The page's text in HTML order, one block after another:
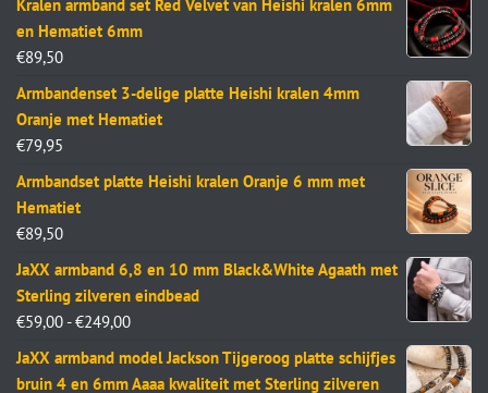
Kralen armband set Red Velvet van Heishi kralen 6mm
en Hematiet 6mm
€89,50
Armbandenset 3-delige platte Heishi kralen 4mm
Oranje met Hematiet
€79,95
Armbandset platte Heishi kralen Oranje 6 mm met
Hematiet
€89,50
JaXX armband 6,8 en 10 mm Black&White Agaath met
Sterling zilveren eindbead
€59,00 - €249,00
JaXX armband model Jackson Tijgeroog platte schijfjes
bruin 4 en 6mm Aaaa kwaliteit met Sterling zilveren